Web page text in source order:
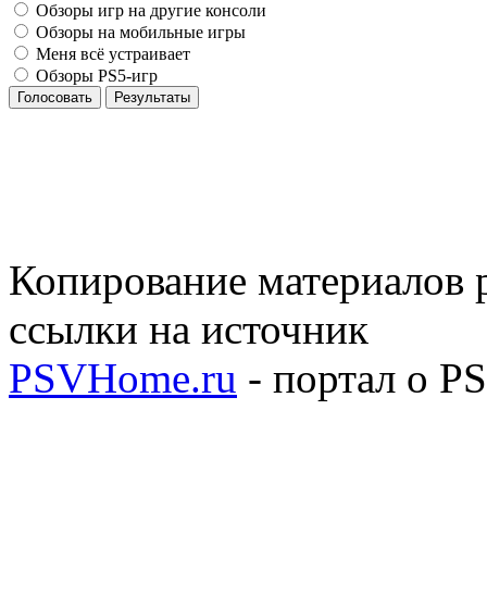
Обзоры игр на другие консоли
Обзоры на мобильные игры
Меня всё устраивает
Обзоры PS5-игр
Голосовать Результаты
Копирование материалов
ссылки на источник
PSVHome.ru - портал о